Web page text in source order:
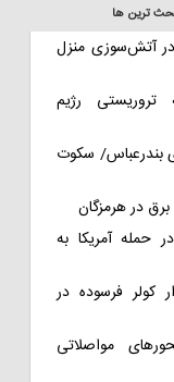
ترین ها
۶ کشته در آتش‌سوزی منزل
رژیم
بندرعباس/ سکوت
در هرمزگان
حمله آمریکا به
تعویض ۱۰۰ هزار کولر فرسوده در
مواصلاتی